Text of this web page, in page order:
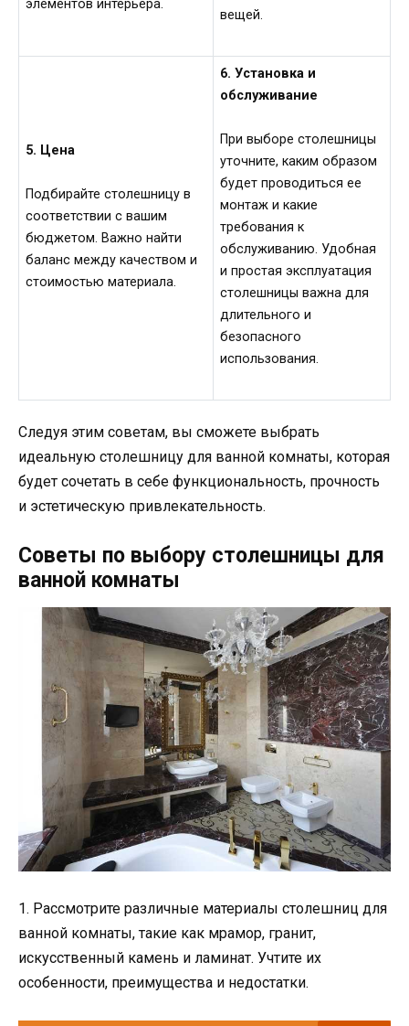
элементов интерьера.
вещей.
5. Цена
Подбирайте столешницу в
соответствии с вашим
бюджетом. Важно найти
баланс между качеством и
стоимостью материала.
6. Установка и
обслуживание
При выборе столешницы
уточните, каким образом
будет проводиться ее
монтаж и какие
требования к
обслуживанию. Удобная
и простая эксплуатация
столешницы важна для
длительного и
безопасного
использования.
Следуя этим советам, вы сможете выбрать
идеальную столешницу для ванной комнаты, которая
будет сочетать в себе функциональность, прочность
и эстетическую привлекательность.
Советы по выбору столешницы для
ванной комнаты
1. Рассмотрите различные материалы столешниц для
ванной комнаты, такие как мрамор, гранит,
искусственный камень и ламинат. Учтите их
особенности, преимущества и недостатки.